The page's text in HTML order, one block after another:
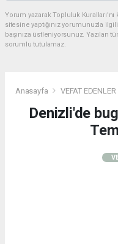
Yorum yazarak Topluluk
sitesine yaptığınız yorumunuzla
başınıza üstleniyorsunuz. Yazılan
sorumlu tutulamaz.
Anasayfa VEFAT EDENLER
Denizli'de